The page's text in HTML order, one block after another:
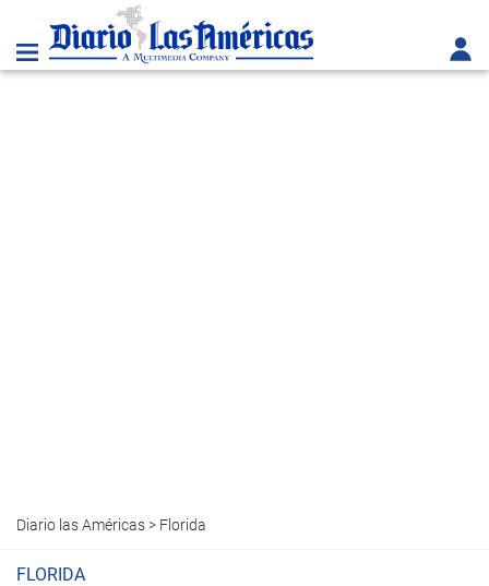
Diario las Américas> Florida
FLORIDA